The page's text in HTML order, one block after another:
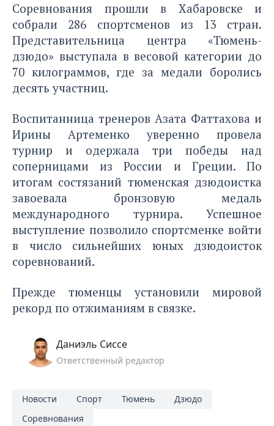
Соревнования прошли в Хабаровске и
собрали 286 спортсменов из 13 стран.
Представительница центра «Тюмень-
дзюдо» выступала в весовой категории до
70 килограммов, где за медали боролись
десять участниц.
Воспитанница тренеров Азата Фаттахова и
Ирины Артеменко уверенно провела
турнир и одержала три победы над
соперницами из России и Греции. По
итогам состязаний тюменская дзюдоистка
завоевала бронзовую медаль
международного турнира. Успешное
выступление позволило спортсменке войти
в число сильнейших юных дзюдоисток
соревнований.
Прежде тюменцы установили мировой
рекорд по отжиманиям в связке.
Даниэль Сиссе
Ответственный редактор
Новости Спорт Тюмень
Дзюдо
Соревнования